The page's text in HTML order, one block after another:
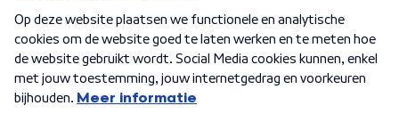
Algemene voorwaarden